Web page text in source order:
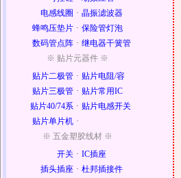
电感线圈 · 晶振滤波器
蜂鸣压垫片 · 保险管灯泡
数码管点阵 · 继电器干簧管
※ 贴片元器件 ※
贴片二极管 · 贴片电阻/容
贴片三极管 · 贴片常用IC
贴片40/74系 · 贴片电感开关
贴片单片机 ·
※ 五金塑胶线材 ※
开关 · IC插座
插头插座 · 杜邦插接件